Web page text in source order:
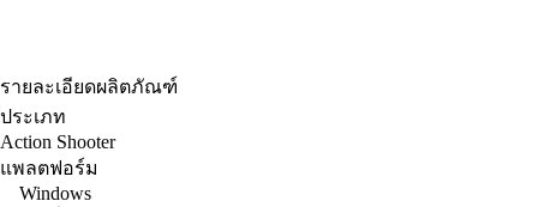
รายละเอียดผลิตภัณฑ์
ประเภท
Action Shooter
แพลตฟอร์ม
Windows